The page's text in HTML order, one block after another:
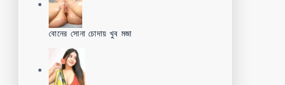
বোনের সোনা চোদায় খুব মজা